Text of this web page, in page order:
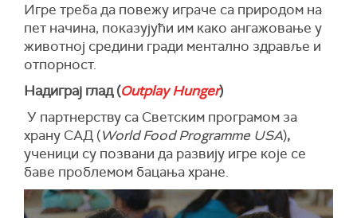
Игре треба да повежу играче са природом на
пет начина, показујући им како ангажовање у
животној средини гради ментално здравље и
отпорност.
Надиграј глад (Outplay Hunger)
У партнерству са Светским програмом за
храну САД (World Food Programme USA),
ученици су позвани да развију игре које се
баве проблемом бацања хране.